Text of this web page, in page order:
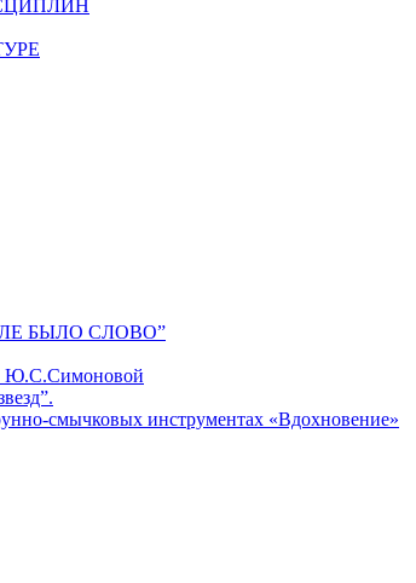
БЫЛО СЛОВО”
Ю.С.Симоновой
смычковых инструментах «Вдохновение»